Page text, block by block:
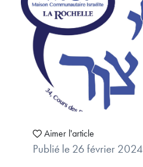
Aimer l'article
Publié le 26 février 2024